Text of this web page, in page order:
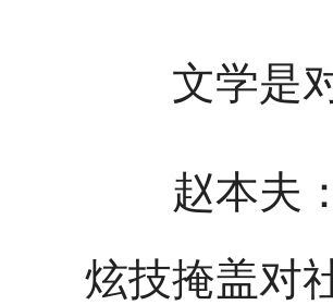
文学是对
赵本夫：
炫技掩盖对